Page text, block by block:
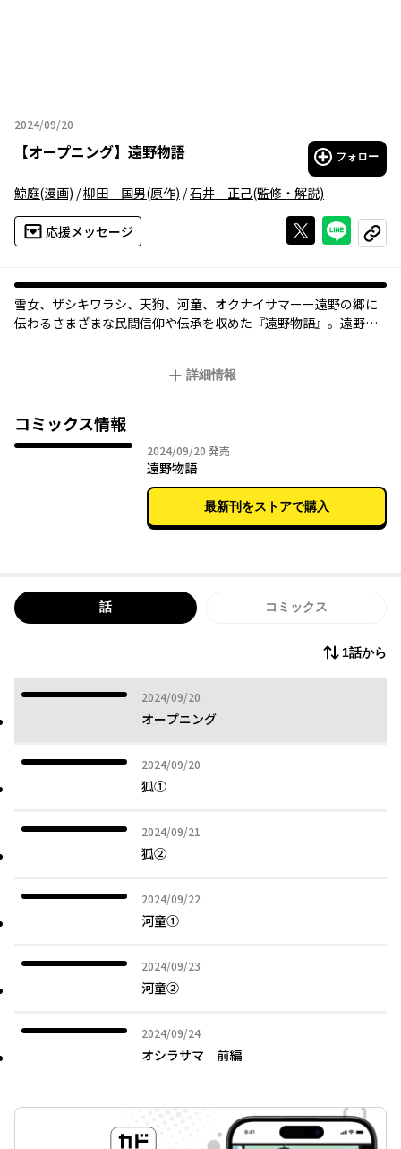
2024/09/20
2024年09月20日
【オープニング】 遠野物語 フォロー
鯨庭(漫画) /柳田 国男(原作) /石井 正己(監修・解説)
応援メッセージ Xで投稿する
ライン
コピー
雪女、ザシキワラシ、天狗、河童、オクナイサマーー遠野の郷に
伝わるさまざまな民間信仰や伝承を収めた『遠野物語』。遠野地
日本人の死生観や自然観が凝縮され、「日本民俗学の出発点にな
「河童」「狐」「御犬」といった神や妖怪・動物たちの物語を四
篇結び直し、現代に蘇らせる。
■「馬と花冠」ーーオシラサマ
その昔、ある娘が馬と恋に落ちた。その恋の行方は……？
東北地方に古くから伝わるオシラサマ信仰。オシラサマは養蚕の
神、狩りの神、女性の病気の神、よいことやわるいことを知らせ
ある村の娘が河童の子を生んだ。河童の子の運命は？
今日でも誕生したばかりの赤ちゃんに関する悲しいニュースが後
を絶たない。子どもの命をどう考えるかは、最も重要な課題であ
る。現代にまで続く、『遠野物語』が描き出す人間社会の姿。
■「狐は夢」ーー狐
船越にとても仲の良い夫婦がいた。夫の漁師が吉里吉里へ出かけ
その昔、狐は人間に化けて人を騙すと信じられていた。また、思
いが募るとすぐに浮遊してしまう魂の「軽やかさ」を描いた、二
■「おおかみがいた」ーー御犬
『遠野物語』が発刊された明治末期には、ニホンオオカミはすで
なぜ、御犬は滅びることになったのか。人間と自然の関係が失わ
詳細情報
コミックス情報
2024/09/20 2024年09月20日
発売
遠野物語
最新刊をストアで購入
話 コミックス
1話から
2024/09/20
2024年09月20日
オープニング
2024/09/20
2024年09月20日
狐①
2024/09/21
2024年09月21日
狐②
2024/09/22
2024年09月22日
河童①
2024/09/23
2024年09月23日
河童②
2024/09/24
2024年09月24日
オシラサマ 前編